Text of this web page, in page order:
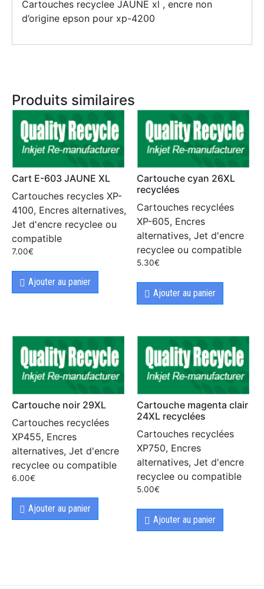
Cartouches recyclee JAUNE xl , encre non
d’origine epson pour xp-4200
Produits similaires
Cart E-603 JAUNE XL
Cartouches recycles XP-
4100, Encres alternatives,
Jet d'encre recyclee ou
compatible
7.00€
Ajouter au panier
Cartouche cyan 26XL
recyclées
Cartouches recyclées
XP-605, Encres
alternatives, Jet d'encre
recyclee ou compatible
5.30€
Ajouter au panier
Cartouche noir 29XL
Cartouches recyclées
XP455, Encres
alternatives, Jet d'encre
recyclee ou compatible
6.00€
Ajouter au panier
Cartouche magenta clair
24XL recyclées
Cartouches recyclées
XP750, Encres
alternatives, Jet d'encre
recyclee ou compatible
5.00€
Ajouter au panier